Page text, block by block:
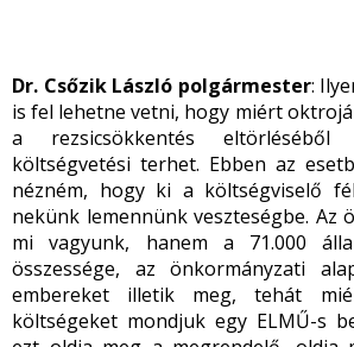
Dr. Csőzik László polgármester:
is fel lehetne vetni, hogy miért
a rezsicsökkentés eltörléséből
költségvetési terhet. Ebben az
nézném, hogy ki a költségviselő
nekünk lemennünk veszteségbe. Az
mi vagyunk, hanem a 71.000
összessége, az önkormányzati
embereket illetik meg, tehát
költségeket mondjuk egy ELMŰ-s